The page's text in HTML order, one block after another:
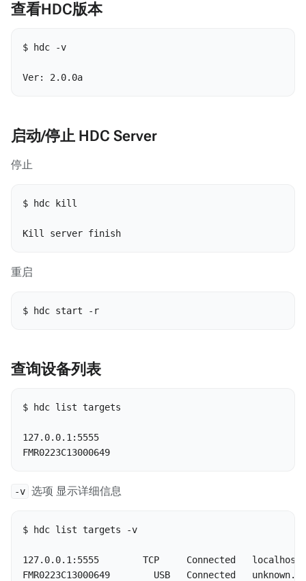
查看HDC版本
$ hdc -v
Ver: 2.0.0a
启动/停止 HDC Server
停止
$ hdc kill
Kill server finish
重启
$ hdc start -r
查询设备列表
$ hdc list targets
127.0.0.1:5555
FMR0223C13000649
-v 选项 显示详细信息
$ hdc list targets -v
127.0.0.1:5555        TCP     Connected   localhost
FMR0223C13000649        USB   Connected   unknown...